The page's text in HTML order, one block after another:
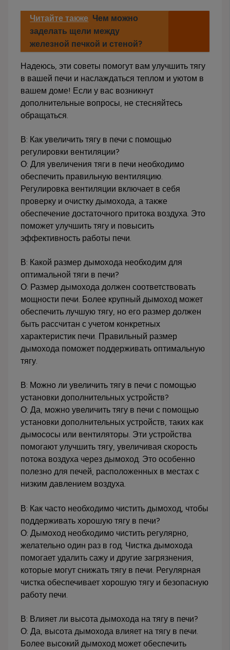
Читайте также Чем можно
заделать щели между
железной печкой и стеной?
Надеюсь, эти советы помогут вам улучшить тягу
в вашей печи и наслаждаться теплом и уютом в
вашем доме! Если у вас возникнут
дополнительные вопросы, не стесняйтесь
обращаться.
В: Как увеличить тягу в печи с помощью
регулировки вентиляции?
О: Для увеличения тяги в печи необходимо
обеспечить правильную вентиляцию.
Регулировка вентиляции включает в себя
проверку и очистку дымохода, а также
обеспечение достаточного притока воздуха. Это
поможет улучшить тягу и повысить
эффективность работы печи.
В: Какой размер дымохода необходим для
оптимальной тяги в печи?
О: Размер дымохода должен соответствовать
мощности печи. Более крупный дымоход может
обеспечить лучшую тягу, но его размер должен
быть рассчитан с учетом конкретных
характеристик печи. Правильный размер
дымохода поможет поддерживать оптимальную
тягу.
В: Можно ли увеличить тягу в печи с помощью
установки дополнительных устройств?
О: Да, можно увеличить тягу в печи с помощью
установки дополнительных устройств, таких как
дымососы или вентиляторы. Эти устройства
помогают улучшить тягу, увеличивая скорость
потока воздуха через дымоход. Это особенно
полезно для печей, расположенных в местах с
низким давлением воздуха.
В: Как часто необходимо чистить дымоход, чтобы
поддерживать хорошую тягу в печи?
О: Дымоход необходимо чистить регулярно,
желательно один раз в год. Чистка дымохода
помогает удалить сажу и другие загрязнения,
которые могут снижать тягу в печи. Регулярная
чистка обеспечивает хорошую тягу и безопасную
работу печи.
В: Влияет ли высота дымохода на тягу в печи?
О: Да, высота дымохода влияет на тягу в печи.
Более высокий дымоход может обеспечить